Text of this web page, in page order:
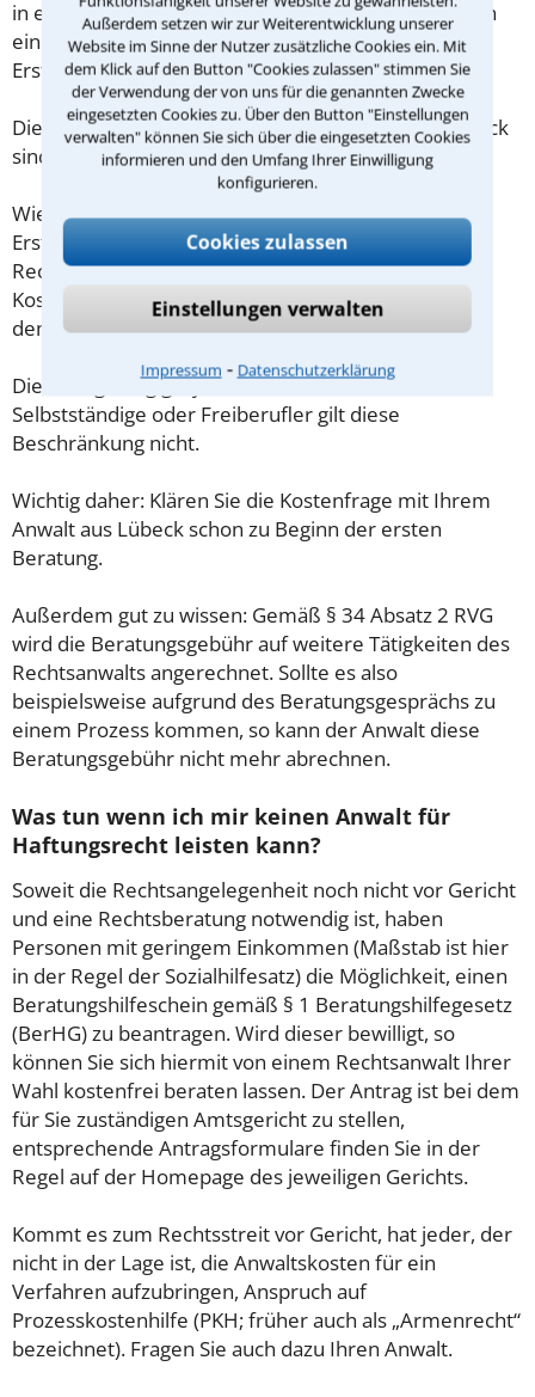
Außerdem setzen wir zur Weiterentwicklung unserer
Website im Sinne der Nutzer zusätzliche Cookies ein. Mit
dem Klick auf den Button "Cookies zulassen" stimmen Sie
der Verwendung der von uns für die genannten Zwecke
eingesetzten Cookies zu. Über den Button "Einstellungen
verwalten" können Sie sich über die eingesetzten Cookies
informieren und den Umfang Ihrer Einwilligung
konfigurieren.
Cookies zulassen
Einstellungen verwalten
Impressum ⁃ Datenschutzerklärung
in einer Kanzlei angefordert haben, stellen wir Ihnen
eine Checkliste zur Verfügung, mit der Sie das
Erstgespräch ausreichend vorbereiten können.
Die Kosten eines Anwalts für Haftungsrecht in Lübeck
sind oft geringer als gedacht!
Wieviel ein Rechtsanwalt in Lübeck für eine
Erstberatung verlangen darf, ist in §34 des
Rechtsanwaltsvergütungsgesetz (RVG) geregelt. Die
Kosten für das erste Beratungsgespräch betragen
demnach maximal 190,00 € zzgl. MwSt.
Diese Regelung gilt jedoch nur für Verbraucher. Für
Selbstständige oder Freiberufler gilt diese
Beschränkung nicht.
Wichtig daher: Klären Sie die Kostenfrage mit Ihrem
Anwalt aus Lübeck schon zu Beginn der ersten
Beratung.
Außerdem gut zu wissen: Gemäß § 34 Absatz 2 RVG
wird die Beratungsgebühr auf weitere Tätigkeiten des
Rechtsanwalts angerechnet. Sollte es also
beispielsweise aufgrund des Beratungsgesprächs zu
einem Prozess kommen, so kann der Anwalt diese
Beratungsgebühr nicht mehr abrechnen.
Was tun wenn ich mir keinen Anwalt für
Haftungsrecht leisten kann?
Soweit die Rechtsangelegenheit noch nicht vor Gericht
und eine Rechtsberatung notwendig ist, haben
Personen mit geringem Einkommen (Maßstab ist hier
in der Regel der Sozialhilfesatz) die Möglichkeit, einen
Beratungshilfeschein gemäß § 1 Beratungshilfegesetz
(BerHG) zu beantragen. Wird dieser bewilligt, so
können Sie sich hiermit von einem Rechtsanwalt Ihrer
Wahl kostenfrei beraten lassen. Der Antrag ist bei dem
für Sie zuständigen Amtsgericht zu stellen,
entsprechende Antragsformulare finden Sie in der
Regel auf der Homepage des jeweiligen Gerichts.
Kommt es zum Rechtsstreit vor Gericht, hat jeder, der
nicht in der Lage ist, die Anwaltskosten für ein
Verfahren aufzubringen, Anspruch auf
Prozesskostenhilfe (PKH; früher auch als „Armenrecht“
bezeichnet). Fragen Sie auch dazu Ihren Anwalt.